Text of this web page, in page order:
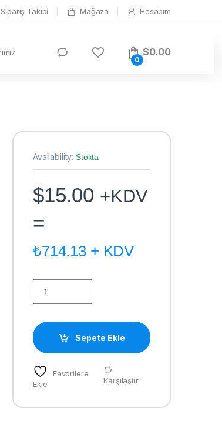
Sipariş Takibi Mağaza Hesabım
0
$0.00
Availability:Stokta
$15.00 +KDV
=
₺714.13 + KDV
Sepete Ekle
Favorilere
Ekle
Karşılaştır